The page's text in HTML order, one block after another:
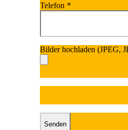
Telefon *
Bilder hochladen (JPEG,
Bitte lasse dieses Feld leer.